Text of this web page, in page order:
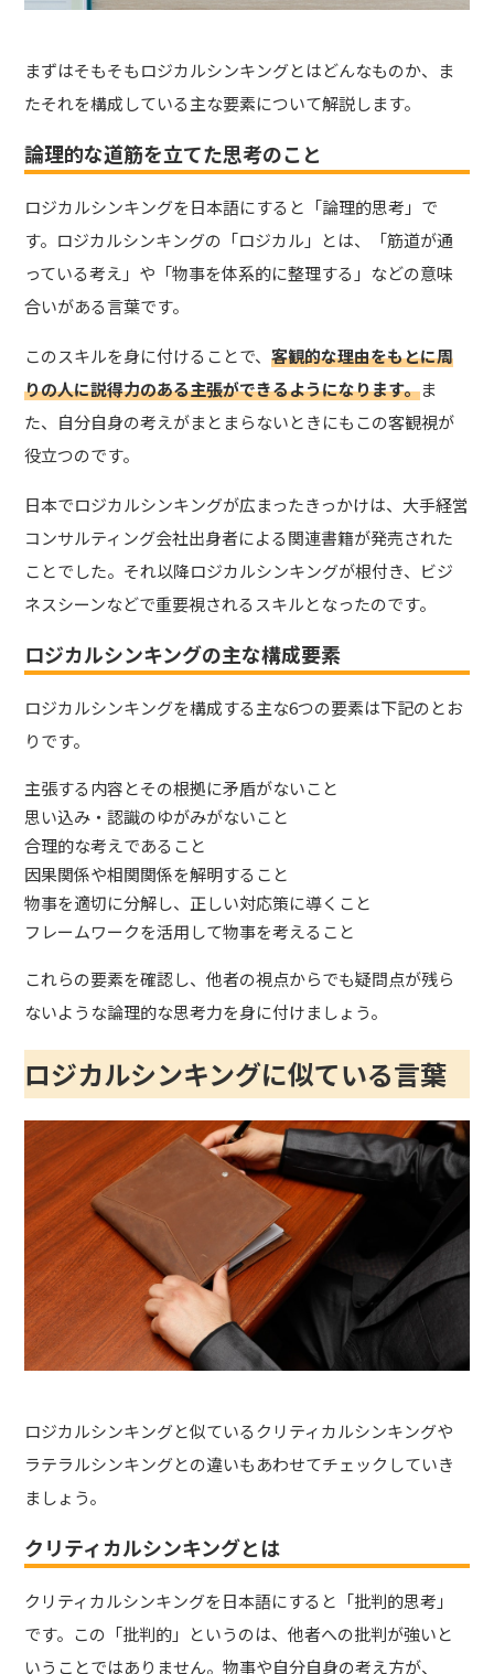
まずはそもそもロジカルシンキングとはどんなものか、ま
たそれを構成している主な要素について解説します。
論理的な道筋を立てた思考のこと
ロジカルシンキングを日本語にすると「論理的思考」で
す。ロジカルシンキングの「ロジカル」とは、「筋道が通
っている考え」や「物事を体系的に整理する」などの意味
合いがある言葉です。
このスキルを身に付けることで、客観的な理由をもとに周
りの人に説得力のある主張ができるようになります。ま
た、自分自身の考えがまとまらないときにもこの客観視が
役立つのです。
日本でロジカルシンキングが広まったきっかけは、大手経営
コンサルティング会社出身者による関連書籍が発売された
ことでした。それ以降ロジカルシンキングが根付き、ビジ
ネスシーンなどで重要視されるスキルとなったのです。
ロジカルシンキングの主な構成要素
ロジカルシンキングを構成する主な6つの要素は下記のとお
りです。
主張する内容とその根拠に矛盾がないこと
思い込み・認識のゆがみがないこと
合理的な考えであること
因果関係や相関関係を解明すること
物事を適切に分解し、正しい対応策に導くこと
フレームワークを活用して物事を考えること
これらの要素を確認し、他者の視点からでも疑問点が残ら
ないような論理的な思考力を身に付けましょう。
ロジカルシンキングに似ている言葉
ロジカルシンキングと似ているクリティカルシンキングや
ラテラルシンキングとの違いもあわせてチェックしていき
ましょう。
クリティカルシンキングとは
クリティカルシンキングを日本語にすると「批判的思考」
です。この「批判的」というのは、他者への批判が強いと
いうことではありません。物事や自分自身の考え方が、